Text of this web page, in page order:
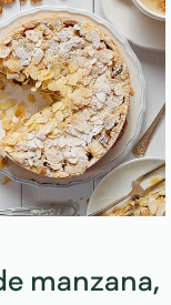
manzana,